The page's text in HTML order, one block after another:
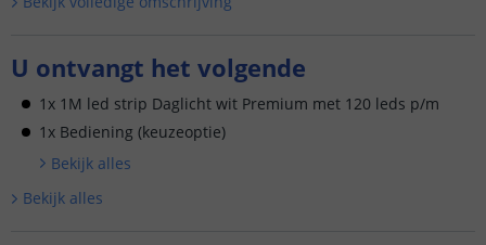
U ontvangt het volgende
1x 1M led strip Daglicht wit Premium met 120 leds p/m
1x Bediening (keuzeoptie)
Bekijk alles
Bekijk alles